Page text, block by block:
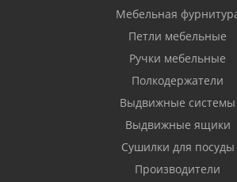
Мебельная
Петли мебельные
Ручки мебельные
Полкодержатели
Выдвижные системы
Выдвижные ящики
Сушилки для посуды
Производители